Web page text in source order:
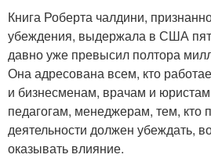
Книга Роберта чалдини,
убеждения, выдержала в США
давно уже превысил полтора
Она адресована всем, кто
и бизнесменам, врачам и
педагогам, менеджерам, тем, кто
деятельности должен убеждать,
оказывать влияние.